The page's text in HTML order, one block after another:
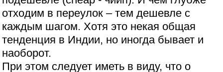
отходим в переулок – тем дешевле с
каждым шагом. Хотя это некая общая
тенденция в Индии, но иногда бывает и
наоборот.
При этом следует иметь в виду, что о